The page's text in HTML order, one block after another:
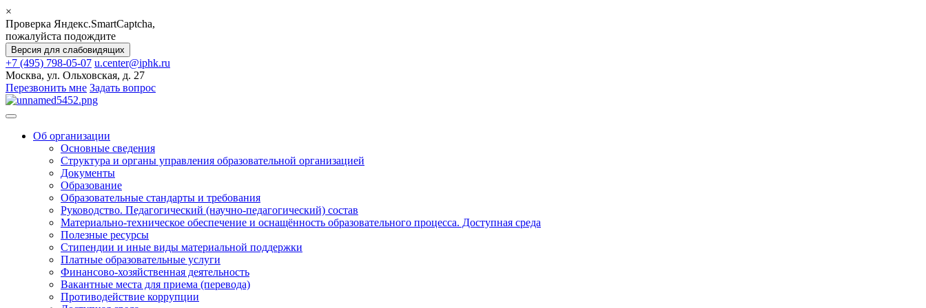
×
Проверка Яндекс.SmartCaptcha,
пожалуйста подождите
Версия для слабовидящих
+7 (495) 798-05-07 u.center@iphk.ru
Москва, ул. Ольховская, д. 27
Перезвонить мне Задать вопрос
Об организации
Основные сведения
Структура и органы управления образовательной организацией
Документы
Образование
Образовательные стандарты и требования
Руководство. Педагогический (научно-педагогический) состав
Материально-техническое обеспечение и оснащённость образовательного процесса. Доступная среда
Полезные ресурсы
Стипендии и иные виды материальной поддержки
Платные образовательные услуги
Финансово-хозяйственная деятельность
Вакантные места для приема (перевода)
Противодействие коррупции